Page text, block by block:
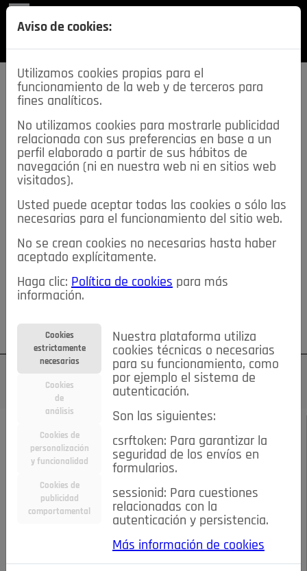
SECCIONES
descarga esta
REVISTA
≡NOTICIAS
NOTICIAS SERVICIOS DE INTERÉS
TABLÓN DE ANUNCIOS MIS ANUNCIOS CONTACTO
NOSOTROS
Su cuenta Regístrese ¿Olvidó su contraseña?
FEBRERO 2019 /
El ruedo político
06-02-2019 7:37 p.m.
Aviso de cookies:
Utilizamos cookies propias para el
funcionamiento de la web y de terceros para
fines analíticos.
No utilizamos cookies para mostrarle publicidad
relacionada con sus preferencias en base a un
perfil elaborado a partir de sus hábitos de
navegación (ni en nuestra web ni en sitios web
visitados).
Usted puede aceptar todas las cookies o sólo las
necesarias para el funcionamiento del sitio web.
No se crean cookies no necesarias hasta haber
aceptado explícitamente.
Haga clic: Política de cookies para más
información.
Cookies
estrictamente
necesarias
Cookies
de
análisis
Cookies de
personalización
y funcionalidad
Cookies de
publicidad
comportamental
Nuestra plataforma utiliza
cookies técnicas o necesarias
para su funcionamiento, como
por ejemplo el sistema de
autenticación.
Son las siguientes:
csrftoken: Para garantizar la
seguridad de los envíos en
formularios.
sessionid: Para cuestiones
relacionadas con la
autenticación y persistencia.
Más información de cookies